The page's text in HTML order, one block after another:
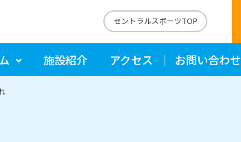
セントラルスポーツTOP
施設紹介 アクセス お問い合わせ